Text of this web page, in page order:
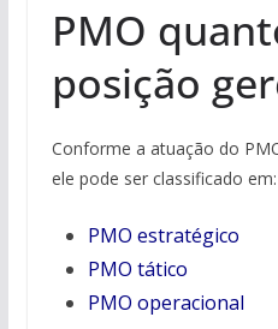
PMO
posição
Conforme a atuação do
ele pode ser classificado em:
PMO estratégico
PMO tático
PMO operacional